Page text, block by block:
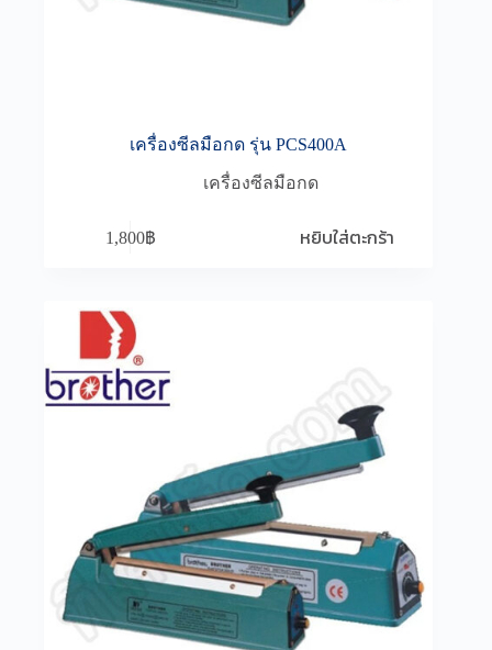
เครื่องซีลมือกด รุ่น PCS400A
เครื่องซีลมือกด
1,800฿ หยิบใส่ตะกร้า